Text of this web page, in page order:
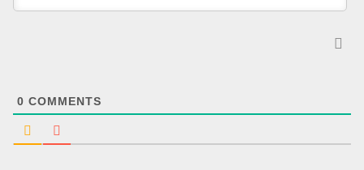
0 COMMENTS